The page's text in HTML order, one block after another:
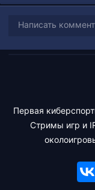
Написать
Первая
Стримы игр и